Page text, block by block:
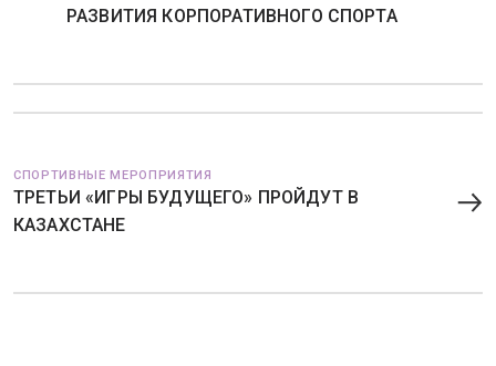
РАЗВИТИЯ КОРПОРАТИВНОГО СПОРТА
СПОРТИВНЫЕ МЕРОПРИЯТИЯ
ТРЕТЬИ «ИГРЫ БУДУЩЕГО» ПРОЙДУТ В
КАЗАХСТАНЕ